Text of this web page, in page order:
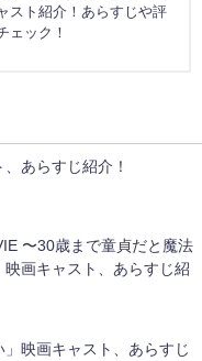
スト紹介！あらすじや評
ェック！
、あらすじ紹介！
〜30歳まで童貞だと魔法
画キャスト、あらすじ紹
」映画キャスト、あらすじ